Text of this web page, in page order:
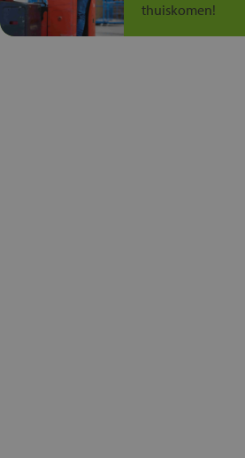
thuiskomen!